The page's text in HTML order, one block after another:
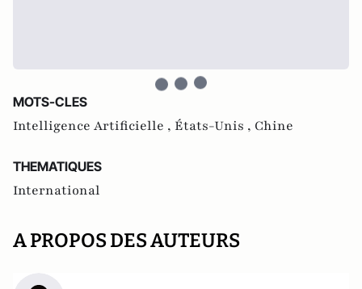
MOTS-CLES
Intelligence Artificielle , États-Unis , Chine
THEMATIQUES
International
A PROPOS DES AUTEURS